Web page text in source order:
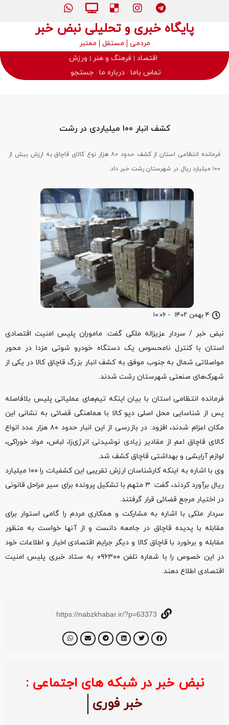
پایگاه خبری و تحلیلی نبض خبر
مردمی مستقل
معتبر
اقتصاد
فرهنگ و هنر
ورزش
تماس باما درباره ما جستجو
۴ بهمن ۱۴۰۲ - ۱۰:۰۶
کشف انبار ۱۰۰ میلیاردی در رشت
فرمانده انتظامی استان از کشف حدود ۸۰ هزار نوع کالای قاچاق به ارزش بیش از
۱۰۰ میلیارد ریال در شهرستان رشت خبر داد.
نبض خبر / سردار عزیزاله ملکی گفت: ماموران پلیس امنیت اقتصادی
استان با کنترل نامحسوس یک دستگاه خودرو شوتی مزدا در محور
مواصلاتی شمال به جنوب موفق به کشف انبار بزرگ قاچاق کالا در یکی از
شهرک‌های صنعتی شهرستان رشت شدند.
فرمانده انتظامی استان با بیان اینکه تیم‌های عملیاتی پلیس بلافاصله
پس از شناسایی محل اصلی دپو کالا با هماهنگی قضائی به نشانی این
مکان اعزام شدند، افزود: در بازرسی از این انبار حدود ۸۰ هزار عدد انواع
کالای قاچاق اعم از مقادیر زیادی نوشیدنی انرژی‌زا، لباس، مواد خوراکی،
لوازم آرایشی و بهداشتی قاچاق کشف شد.
وی با اشاره به اینکه کارشناسان ارزش تقریبی این کشفیات را ۱۰۰ میلیارد
ریال برآورد کردند، گفت: ۳ متهم با تشکیل پرونده برای سیر مراحل قانونی
در اختیار مرجع قضائی قرار گرفتند.
سردار ملکی با اشاره به مشارکت و همکاری مردم را گامی استوار برای
مقابله با پدیده قاچاق در جامعه دانست و از آنها خواست به منظور
مقابله و برخورد با قاچاق کالا و دیگر جرایم اقتصادی اخبار و اطلاعات خود
در این خصوص را با شماره تلفن ۰۹۶۳۰۰ به ستاد خبری پلیس امنیت
اقتصادی اطلاع دهند.
https://nabzkhabar.ir/?p=63373
نبض خبر در شبکه های اجتماعی :
خبر فوری